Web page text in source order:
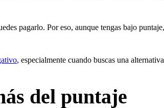
pagarlo. Por eso, aunque tengas bajo
, especialmente cuando buscas una
del puntaje